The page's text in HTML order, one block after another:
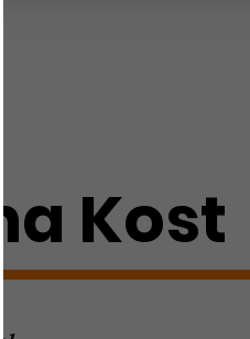
Kost